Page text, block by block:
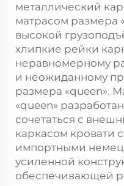
металлический
матрасом размера
высокой
хлипкие рейки
неравномерному
и неожиданному
размера «queen».
«queen»
сочетаться с
каркасом кровати
импортными
усиленной
обеспечивающей